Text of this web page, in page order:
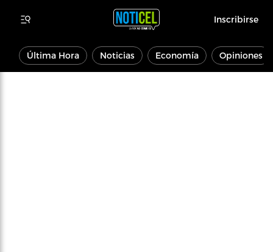
Inscribirse
Última Hora Noticias Economía Opiniones